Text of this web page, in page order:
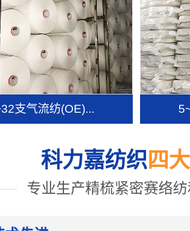
支气流纺(OE)...
科力嘉纺织 四
专业生产精梳紧密赛络